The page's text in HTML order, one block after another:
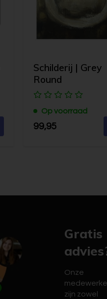
Schilderij | Grey
Round
Op voorraad
99,95
Gratis
Onze
zijn zowel